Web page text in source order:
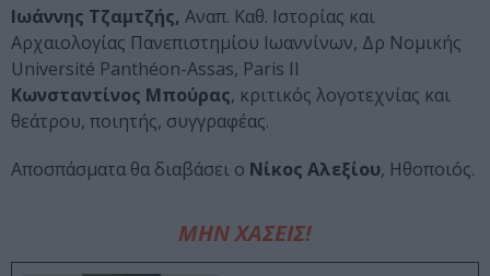
Ιωάννης Τζαμτζής, Αναπ. Καθ. Ιστορίας και
Αρχαιολογίας Πανεπιστημίου Ιωαννίνων, Δρ Νομικής
Université Panthéon-Assas, Paris II
Κωνσταντίνος Μπούρας, κριτικός λογοτεχνίας και
θεάτρου, ποιητής, συγγραφέας.
Αποσπάσματα θα διαβάσει ο Νίκος Αλεξίου, Ηθοποιός.
ΜΗΝ ΧΑΣΕΙΣ!